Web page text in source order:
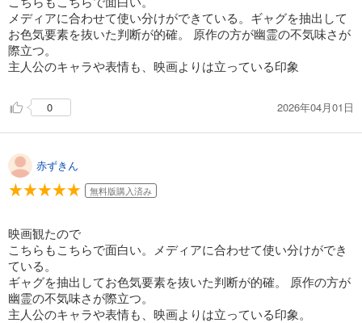
メディアに合わせて使い分けができている。ギャグを抽出して
お色気要素を抜いた判断が的確。 原作の方が幽霊の不気味さが
際立つ。
主人公のキャラや表情も、映画よりは立っている印象
0 2026年04月01日
赤ずきん
無料版購入済み
映画観たので
こちらもこちらで面白い。メディアに合わせて使い分けができ
ている。
ギャグを抽出してお色気要素を抜いた判断が的確。 原作の方が
幽霊の不気味さが際立つ。
主人公のキャラや表情も、映画よりは立っている印象。